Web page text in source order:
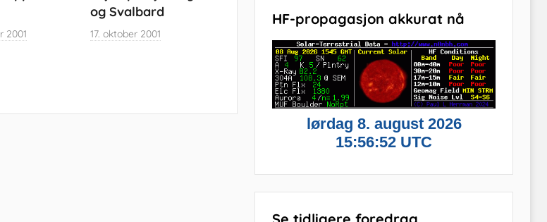
2001
og Svalbard
17. oktober 2001
HF-propagasjon akkurat nå